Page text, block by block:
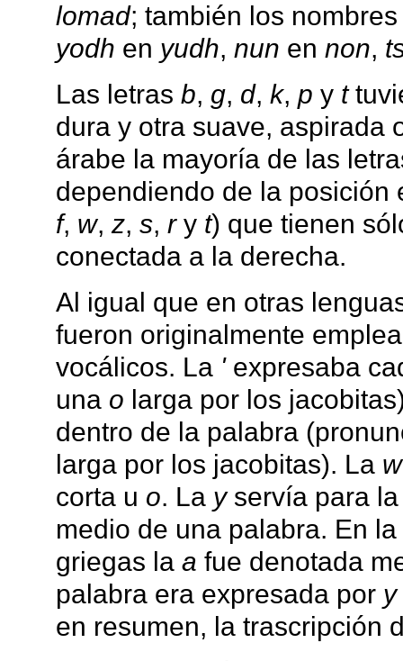
lomad; también los
yodh en yudh, nun en non,
Las letras b, g, d, k, p y t
dura y otra suave, aspirada
árabe la mayoría de las
dependiendo de la posición
f, w, z, s, ry t) que tienen
conectada a la derecha.
Al igual que en otras
fueron originalmente
vocálicos. La 'expresaba
una o larga por los
dentro de la palabra
larga por los jacobitas). La w
corta u o. La yservía para
medio de una palabra. En
griegas la a fue denotada
palabra era expresada por y
en resumen, la trascripción